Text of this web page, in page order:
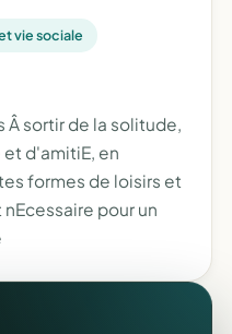
vie sociale
Â sortir de la solitude,
d'amitiE, en
formes de loisirs et
pour un